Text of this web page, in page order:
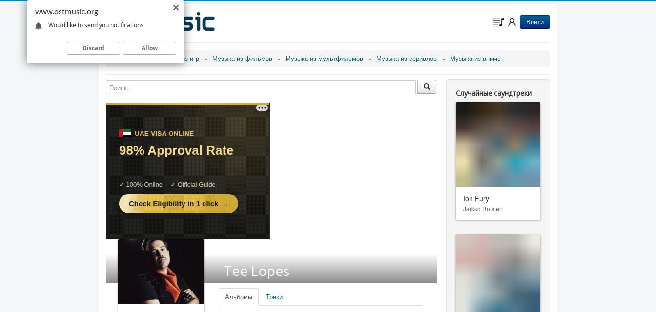
Войти
Музыка из игр Музыка из фильмов Музыка из мультфильмов Музыка из сериалов Музыка из аниме
Tee Lopes
Альбомы Треки
Случайные саундтреки
Ion Fury
Jarkko Rotsten
www.ostmusic.org
Would like to send you notifications
Discard Allow